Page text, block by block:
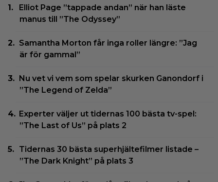
Elliot Page ”tappade andan” när han läste
manus till ”The Odyssey”
Samantha Morton får inga roller längre: ”Jag
är för gammal”
Nu vet vi vem som spelar skurken Ganondorf i
”The Legend of Zelda”
Experter väljer ut tidernas 100 bästa tv-spel:
”The Last of Us” på plats 2
Tidernas 30 bästa superhjältefilmer listade –
”The Dark Knight” på plats 3